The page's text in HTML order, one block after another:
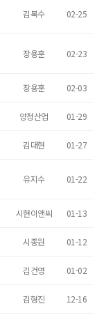
김복수 02-25
장용훈 02-23
장용훈 02-03
양정산업 01-29
김대현 01-27
유지수 01-22
시현이앤씨 01-13
시종원 01-12
김건영 01-02
김형진 12-16